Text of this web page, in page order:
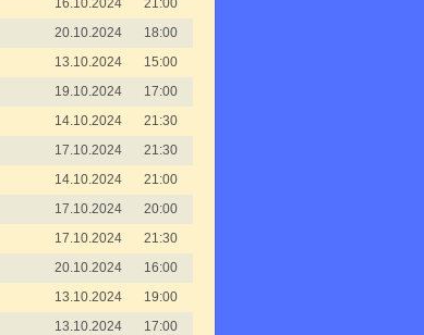
16.10.2024
21:00
20.10.2024
18:00
13.10.2024
15:00
19.10.2024
17:00
14.10.2024
21:30
17.10.2024
21:30
14.10.2024
21:00
17.10.2024
20:00
17.10.2024
21:30
20.10.2024
16:00
13.10.2024
19:00
13.10.2024
17:00